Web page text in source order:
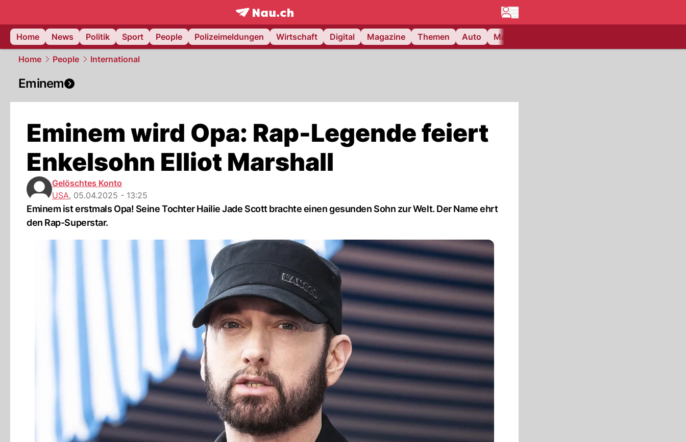
frontpage.NAU.ch
Home
News Politik Sport People Polizeimeldungen Wirtschaft Digital Magazine Themen Auto Matchcenter
Home People International
Eminem
Eminem wird Opa: Rap-Legende feiert
Enkelsohn Elliot Marshall
Gelöschtes Konto
USA, 05.04.2025 - 13:25
Eminem ist erstmals Opa! Seine Tochter Hailie Jade Scott brachte einen gesunden Sohn zur Welt. Der Name ehrt
den Rap-Superstar.